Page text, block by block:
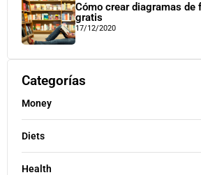
Cómo crear diagramas de
gratis
17/12/2020
Categorías
Money
Diets
Health